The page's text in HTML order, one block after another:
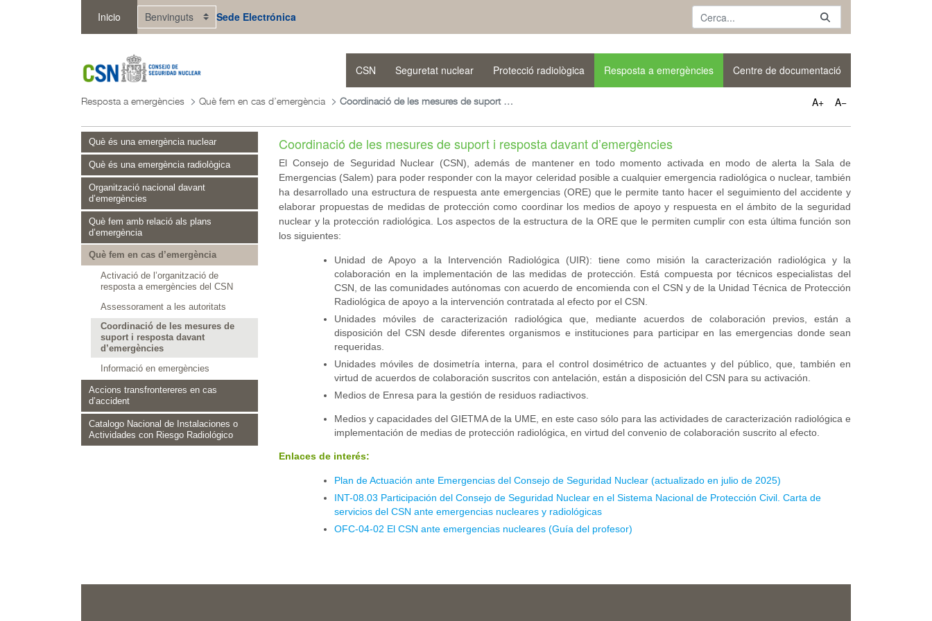
Salta al contingut principal
Inicio Sede Electrónica
CSN Seguretat nuclear Protecció radiològica Resposta a emergències Centre de documentació
Resposta a emergències Què fem en cas d’emergència Coordinació de les mesures de suport i resposta davant d’emergències A+ A−
Què és una emergència nuclear
Què és una emergència radiològica
Organització nacional davant
d’emergències
Què fem amb relació als plans
d’emergència
Què fem en cas d’emergència
Activació de l’organització de
resposta a emergències del CSN
Assessorament a les autoritats
Coordinació de les mesures de
suport i resposta davant
d’emergències
Informació en emergències
Accions transfrontereres en cas
d’accident
Catalogo Nacional de Instalaciones o
Actividades con Riesgo Radiológico
Coordinació de les mesures de suport i resposta davant d’emergències
El Consejo de Seguridad Nuclear (CSN), además de mantener en todo momento activada en modo de alerta la Sala de
Emergencias (Salem) para poder responder con la mayor celeridad posible a cualquier emergencia radiológica o nuclear, también
ha desarrollado una estructura de respuesta ante emergencias (ORE) que le permite tanto hacer el seguimiento del accidente y
elaborar propuestas de medidas de protección como coordinar los medios de apoyo y respuesta en el ámbito de la seguridad
nuclear y la protección radiológica. Los aspectos de la estructura de la ORE que le permiten cumplir con esta última función son
los siguientes:
Unidad de Apoyo a la Intervención Radiológica (UIR): tiene como misión la caracterización radiológica y la
colaboración en la implementación de las medidas de protección. Está compuesta por técnicos especialistas del
CSN, de las comunidades autónomas con acuerdo de encomienda con el CSN y de la Unidad Técnica de Protección
Radiológica de apoyo a la intervención contratada al efecto por el CSN.
Unidades móviles de caracterización radiológica que, mediante acuerdos de colaboración previos, están a
disposición del CSN desde diferentes organismos e instituciones para participar en las emergencias donde sean
requeridas.
Unidades móviles de dosimetría interna, para el control dosimétrico de actuantes y del público, que, también en
virtud de acuerdos de colaboración suscritos con antelación, están a disposición del CSN para su activación.
Medios de Enresa para la gestión de residuos radiactivos.
Medios y capacidades del GIETMA de la UME, en este caso sólo para las actividades de caracterización radiológica e
implementación de medias de protección radiológica, en virtud del convenio de colaboración suscrito al efecto.
Enlaces de interés:
Plan de Actuación ante Emergencias del Consejo de Seguridad Nuclear (actualizado en julio de 2025)
INT-08.03 Participación del Consejo de Seguridad Nuclear en el Sistema Nacional de Protección Civil. Carta de
servicios del CSN ante emergencias nucleares y radiológicas
OFC-04-02 El CSN ante emergencias nucleares (Guía del profesor)